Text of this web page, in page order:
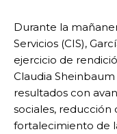
Durante la
Servicios (CIS),
ejercicio de
Claudia
resultados con
sociales, reducción
fortalecimiento de